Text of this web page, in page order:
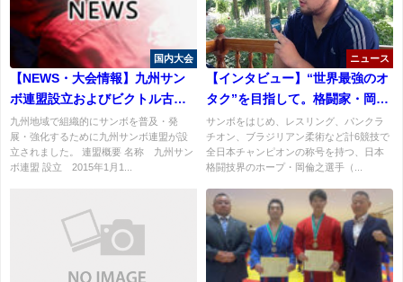
国内大会
【NEWS・大会情報】九州サン
ボ連盟設立およびビクトル古賀
杯サンボ選手権大会開催のお知
らせ
九州地域で組織的にサンボを普及・発
展・強化するために九州サンボ連盟が設
立されました。 連盟概要 名称 九州サン
ボ連盟 設立 2015年1月1...
ニュース
【インタビュー】“世界最強のオ
タク”を目指して。格闘家・岡倫
之がアジアサンボ選手権大会へ
の意気込みを語る！「世界の舞
台に繋げていきたい」
サンボをはじめ、レスリング、パンクラ
チオン、ブラジリアン柔術など計6競技で
全日本チャンピオンの称号を持つ、日本
格闘技界のホープ・岡倫之選手（...